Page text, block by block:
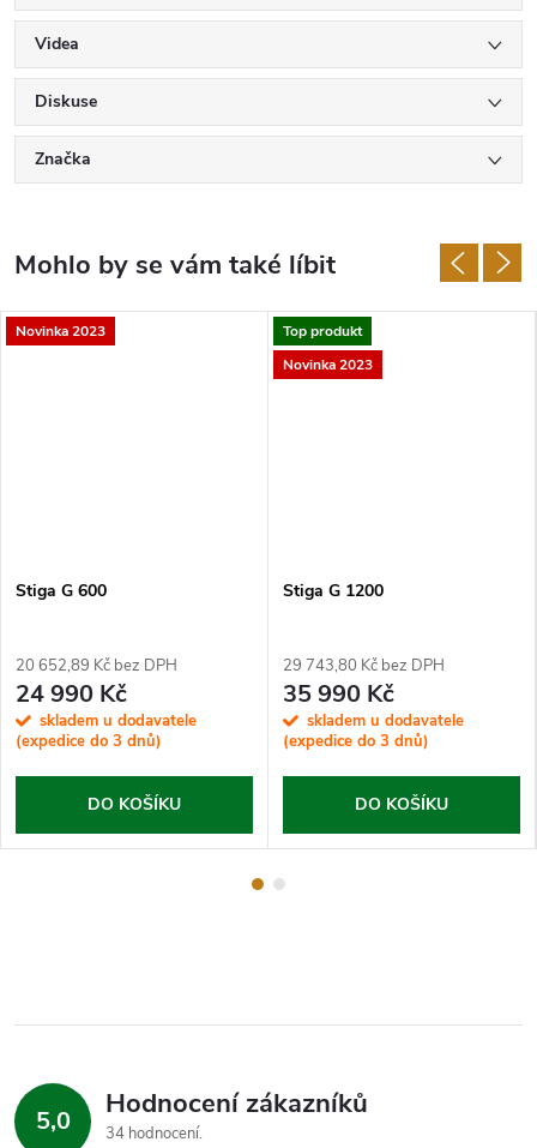
Videa
Diskuse
Značka
Novinka 2023
Stiga G 600
20 652,89 Kč bez DPH
24 990 Kč
skladem u dodavatele
(expedice do 3 dnů)
DO KOŠÍKU
Top produkt
Novinka 2023
Stiga G 1200
29 743,80 Kč bez DPH
35 990 Kč
skladem u dodavatele
(expedice do 3 dnů)
DO KOŠÍKU
5,0 Hodnocení zákazníků
34 hodnocení